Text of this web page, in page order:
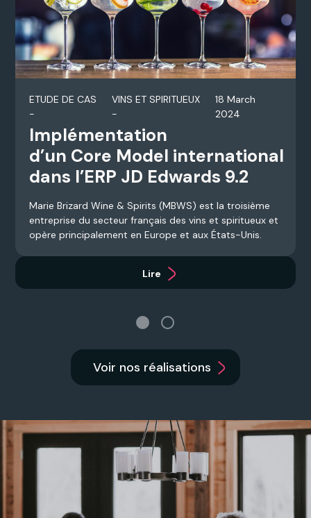
ETUDE DE CAS
-
VINS ET SPIRITUEUX
-
18 March
2024
Implémentation
d’un Core Model international
dans l’ERP JD Edwards 9.2
Marie Brizard Wine & Spirits (MBWS) est la troisième
entreprise du secteur français des vins et spiritueux et
opère principalement en Europe et aux États-Unis.
Lire
Voir nos réalisations